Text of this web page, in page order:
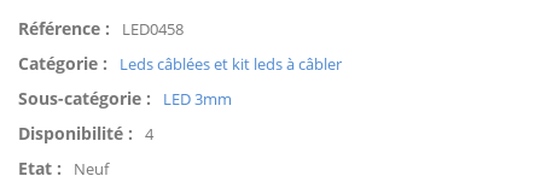
Référence : LED0458
Catégorie : Leds câblées et kit leds à câbler
Sous-catégorie : LED 3mm
Disponibilité : 4
Etat : Neuf